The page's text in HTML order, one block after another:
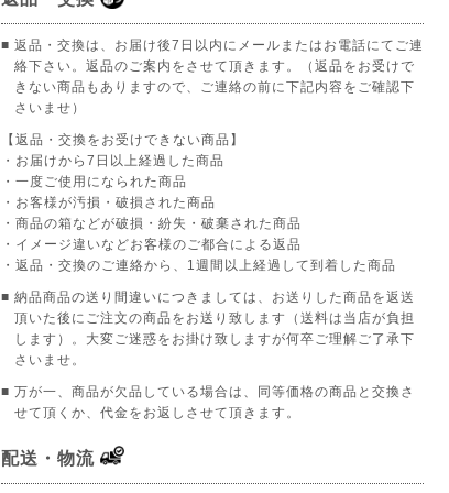
■ 返品・交換は、お届け後7日以内にメールまたはお電話にてご連
絡下さい。返品のご案内をさせて頂きます。（返品をお受けで
きない商品もありますので、ご連絡の前に下記内容をご確認下
さいませ）
【返品・交換をお受けできない商品】
・お届けから7日以上経過した商品
・一度ご使用になられた商品
・お客様が汚損・破損された商品
・商品の箱などが破損・紛失・破棄された商品
・イメージ違いなどお客様のご都合による返品
・返品・交換のご連絡から、1週間以上経過して到着した商品
■ 納品商品の送り間違いにつきましては、お送りした商品を返送
頂いた後にご注文の商品をお送り致します（送料は当店が負担
します）。大変ご迷惑をお掛け致しますが何卒ご理解ご了承下
さいませ。
■ 万が一、商品が欠品している場合は、同等価格の商品と交換さ
せて頂くか、代金をお返しさせて頂きます。
配送・物流